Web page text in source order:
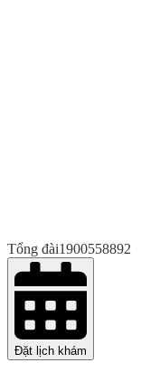
Tổng đài1900558892
Đặt lịch khám